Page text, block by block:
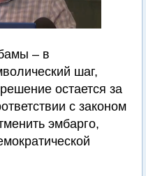
– в
шаг,
остается за
с законом
эмбарго,